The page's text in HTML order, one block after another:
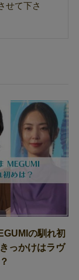
せて下さ
の馴れ初
っかけはラヴ